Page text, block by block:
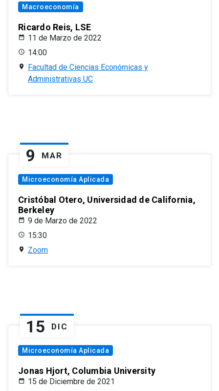
Macroeconomía
Ricardo Reis, LSE
11 de Marzo de 2022
14:00
Facultad de Ciencias Económicas y
Administrativas UC
9 MAR
Microeconomía Aplicada
Cristóbal Otero, Universidad de California,
Berkeley
9 de Marzo de 2022
15:30
Zoom
15 DIC
Microeconomía Aplicada
Jonas Hjort, Columbia University
15 de Diciembre de 2021